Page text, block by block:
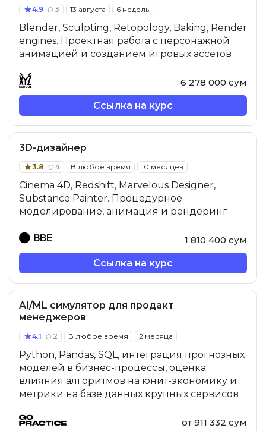
4.9 3 13 августа 6 недель
Blender, Sculpting, Retopology, Baking, Render
engines. Проектная работа с персонажной
анимацией и созданием игровых ассетов
Ссылка на курс
6 278 000 сум
3D-дизайнер
3.8 4 В любое время 10 месяцев
Cinema 4D, Redshift, Marvelous Designer,
Substance Painter. Процедурное
моделирование, анимация и рендеринг
Ссылка на курс
1 810 400 сум
AI/ML симулятор для продакт
менеджеров
4.1 2 В любое время 2 месяца
Python, Pandas, SQL, интеграция прогнозных
моделей в бизнес-процессы, оценка
влияния алгоритмов на юнит-экономику и
метрики на базе данных крупных сервисов
от 911 332 сум
Дизайн
Аналитика
Менеджмент
Иностранные языки
Soft Skills
ДПО
Детям
Акции и промокоды